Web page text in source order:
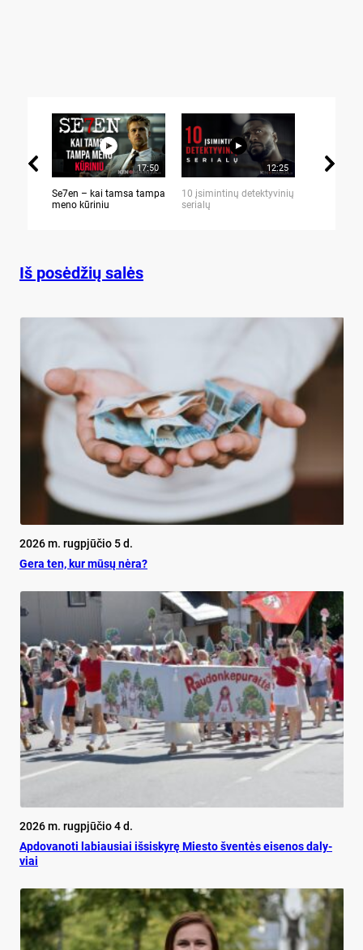
17:50
Se7en – kai tamsa tampa
meno kūriniu
12:25
10 įsimintinų detektyvinių
serialų
Iš posėdžių salės
2026 m. rugpjūčio 5 d.
Ge­ra ten, kur mū­sų nė­ra?
2026 m. rugpjūčio 4 d.
Ap­do­va­no­ti la­biau­siai iš­si­sky­rę Mies­to šven­tės ei­se­nos da­ly­
viai